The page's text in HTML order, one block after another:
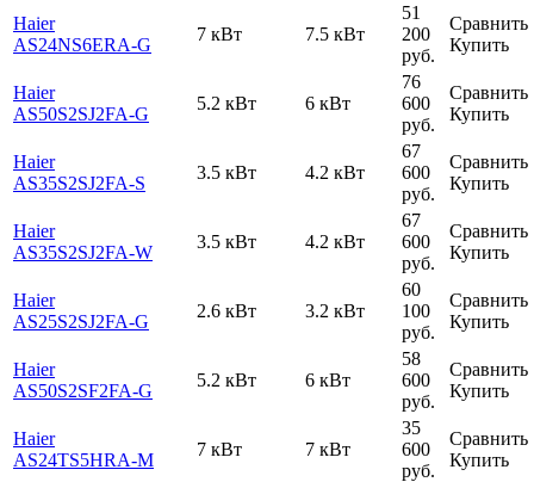
Haier
AS24NS6ERA-G
7 кВт 7.5 кВт
51
200
руб.
Сравнить
Купить
Haier
AS50S2SJ2FA-G
5.2 кВт 6 кВт
76
600
руб.
Сравнить
Купить
Haier
AS35S2SJ2FA-S
3.5 кВт 4.2 кВт
67
600
руб.
Сравнить
Купить
Haier
AS35S2SJ2FA-W
3.5 кВт 4.2 кВт
67
600
руб.
Сравнить
Купить
Haier
AS25S2SJ2FA-G
2.6 кВт 3.2 кВт
60
100
руб.
Сравнить
Купить
Haier
AS50S2SF2FA-G
5.2 кВт 6 кВт
58
600
руб.
Сравнить
Купить
Haier
AS24TS5HRA-M
7 кВт 7 кВт
35
600
руб.
Сравнить
Купить